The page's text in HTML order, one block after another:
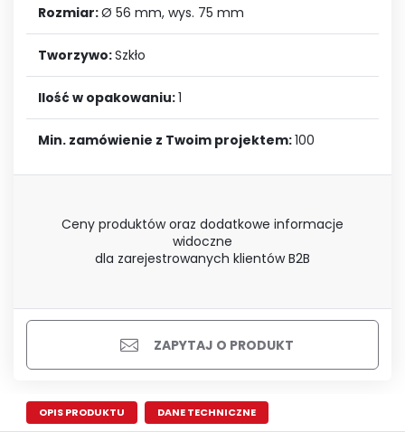
Rozmiar:Ø 56 mm, wys. 75 mm
Tworzywo:Szkło
Ilość w opakowaniu:1
Min. zamówienie z Twoim projektem:100
Ceny produktów oraz dodatkowe informacje
widoczne
dla zarejestrowanych klientów B2B
ZAPYTAJ O PRODUKT
OPIS PRODUKTU DANE TECHNICZNE